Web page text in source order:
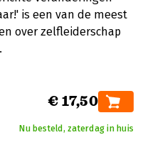
is een van de meest
over zelfleiderschap
€ 17,50
Nu besteld, zaterdag in huis